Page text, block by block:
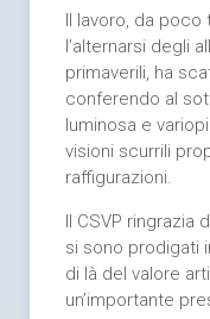
Il lavoro, da
l’alternarsi degli
primaverili, ha
conferendo al
luminosa e
visioni scurrili
raffigurazioni.
Il CSVP
si sono prodigati
di là del valore
un’importante